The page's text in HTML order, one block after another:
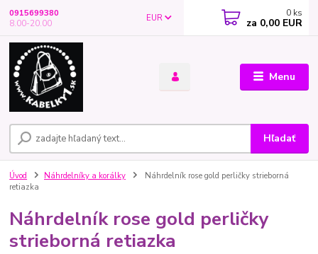
Menu
EUR
Hľadať
0915699380
8.00-20.00
0 ks
za 0,00 EUR
Úvod Náhrdelníky a korálky
Náhrdelník rose gold perličky strieborná
retiazka
Náhrdelník rose gold perličky
strieborná retiazka